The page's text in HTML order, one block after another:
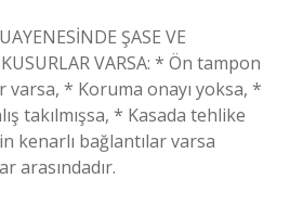
ŞASE VE
VARSA: * Ön tampon
varsa, * Koruma onayı yoksa, *
takılmışsa, * Kasada tehlike
kenarlı bağlantılar varsa
arasındadır.